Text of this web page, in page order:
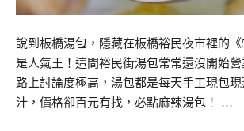
說到板橋湯包，隱藏在板橋裕民夜市裡的
是人氣王！這間裕民街湯包常常還沒開始
路上討論度極高，湯包都是每天手工現包
汁，價格卻百元有找，必點麻辣湯包！ …